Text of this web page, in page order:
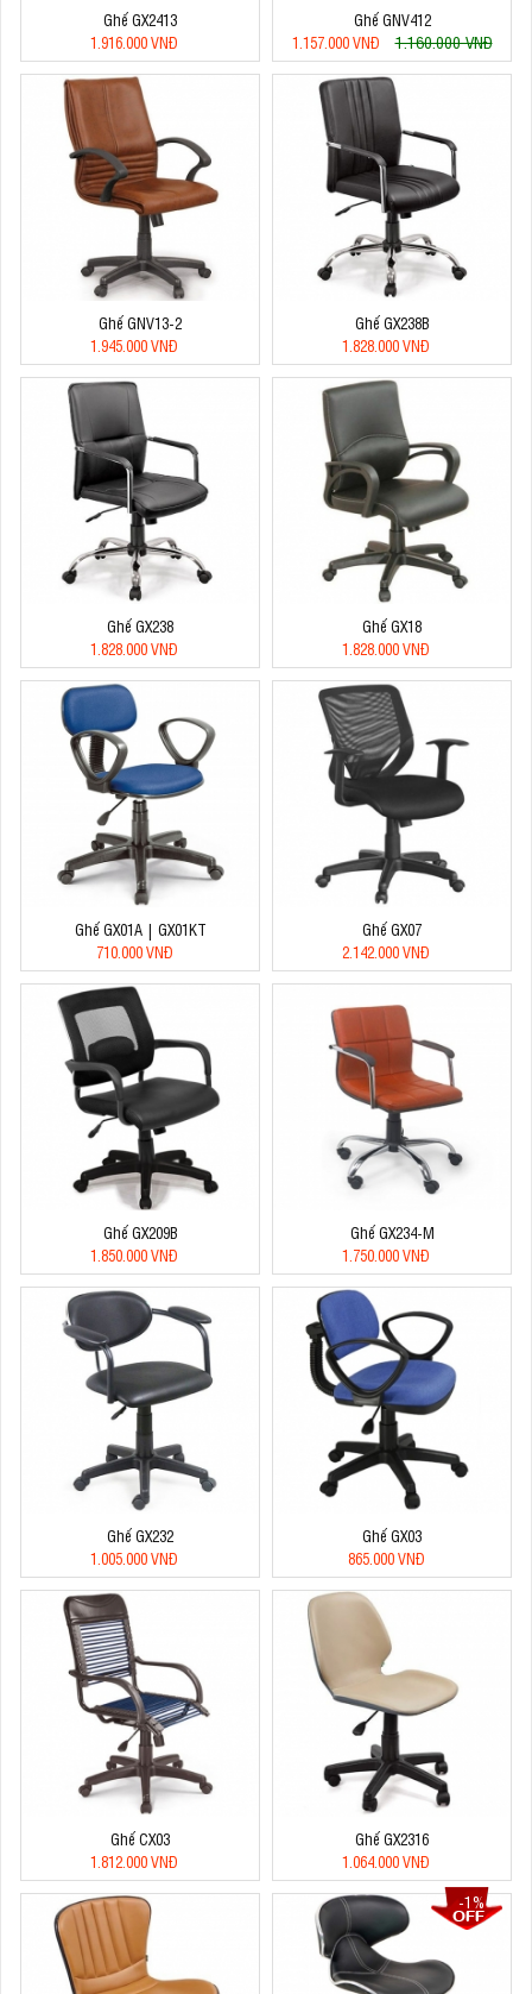
Ghế GX2413
1.916.000 VNĐ
Ghế GNV412
1.157.000 VNĐ
1.160.000 VNĐ
Ghế GNV13-2
1.945.000 VNĐ
Ghế GX238B
1.828.000 VNĐ
Ghế GX238
1.828.000 VNĐ
Ghế GX18
1.828.000 VNĐ
Ghế GX01A | GX01KT
710.000 VNĐ
Ghế GX07
2.142.000 VNĐ
Ghế GX209B
1.850.000 VNĐ
Ghế GX234-M
1.750.000 VNĐ
Ghế GX232
1.005.000 VNĐ
Ghế GX03
865.000 VNĐ
Ghế CX03
1.812.000 VNĐ
Ghế GX2316
1.064.000 VNĐ
-1%